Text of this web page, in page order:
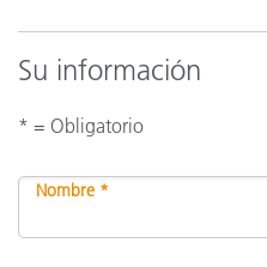
Su información
* = Obligatorio
Nombre *